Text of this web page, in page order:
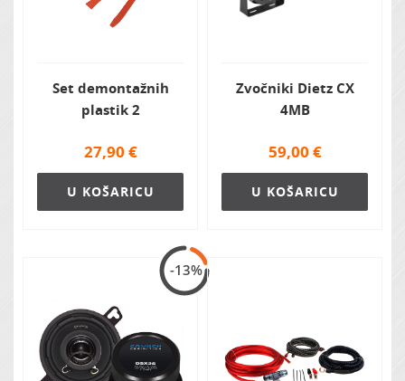
Set demontažnih
plastik 2
27,90 €
U KOŠARICU
Zvočniki Dietz CX
4MB
59,00 €
U KOŠARICU
-13%